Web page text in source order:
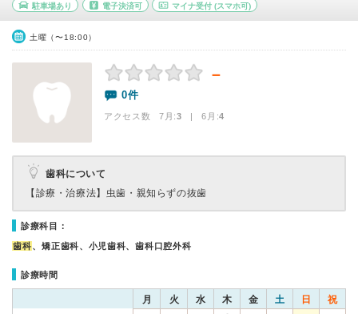
駐車場あり 電子決済可 マイナ受付 (スマホ可)
土曜（〜18:00）
－
0件
アクセス数 7月:3 | 6月:4
歯科について
【診療・治療法】 虫歯・親知らずの抜歯
診療科目：
歯科、矯正歯科、小児歯科、歯科口腔外科
診療時間
月 火 水 木 金 土 日 祝